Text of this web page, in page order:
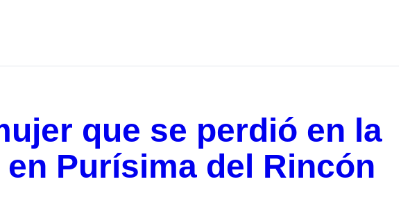
que se perdió en la
Purísima del Rincón